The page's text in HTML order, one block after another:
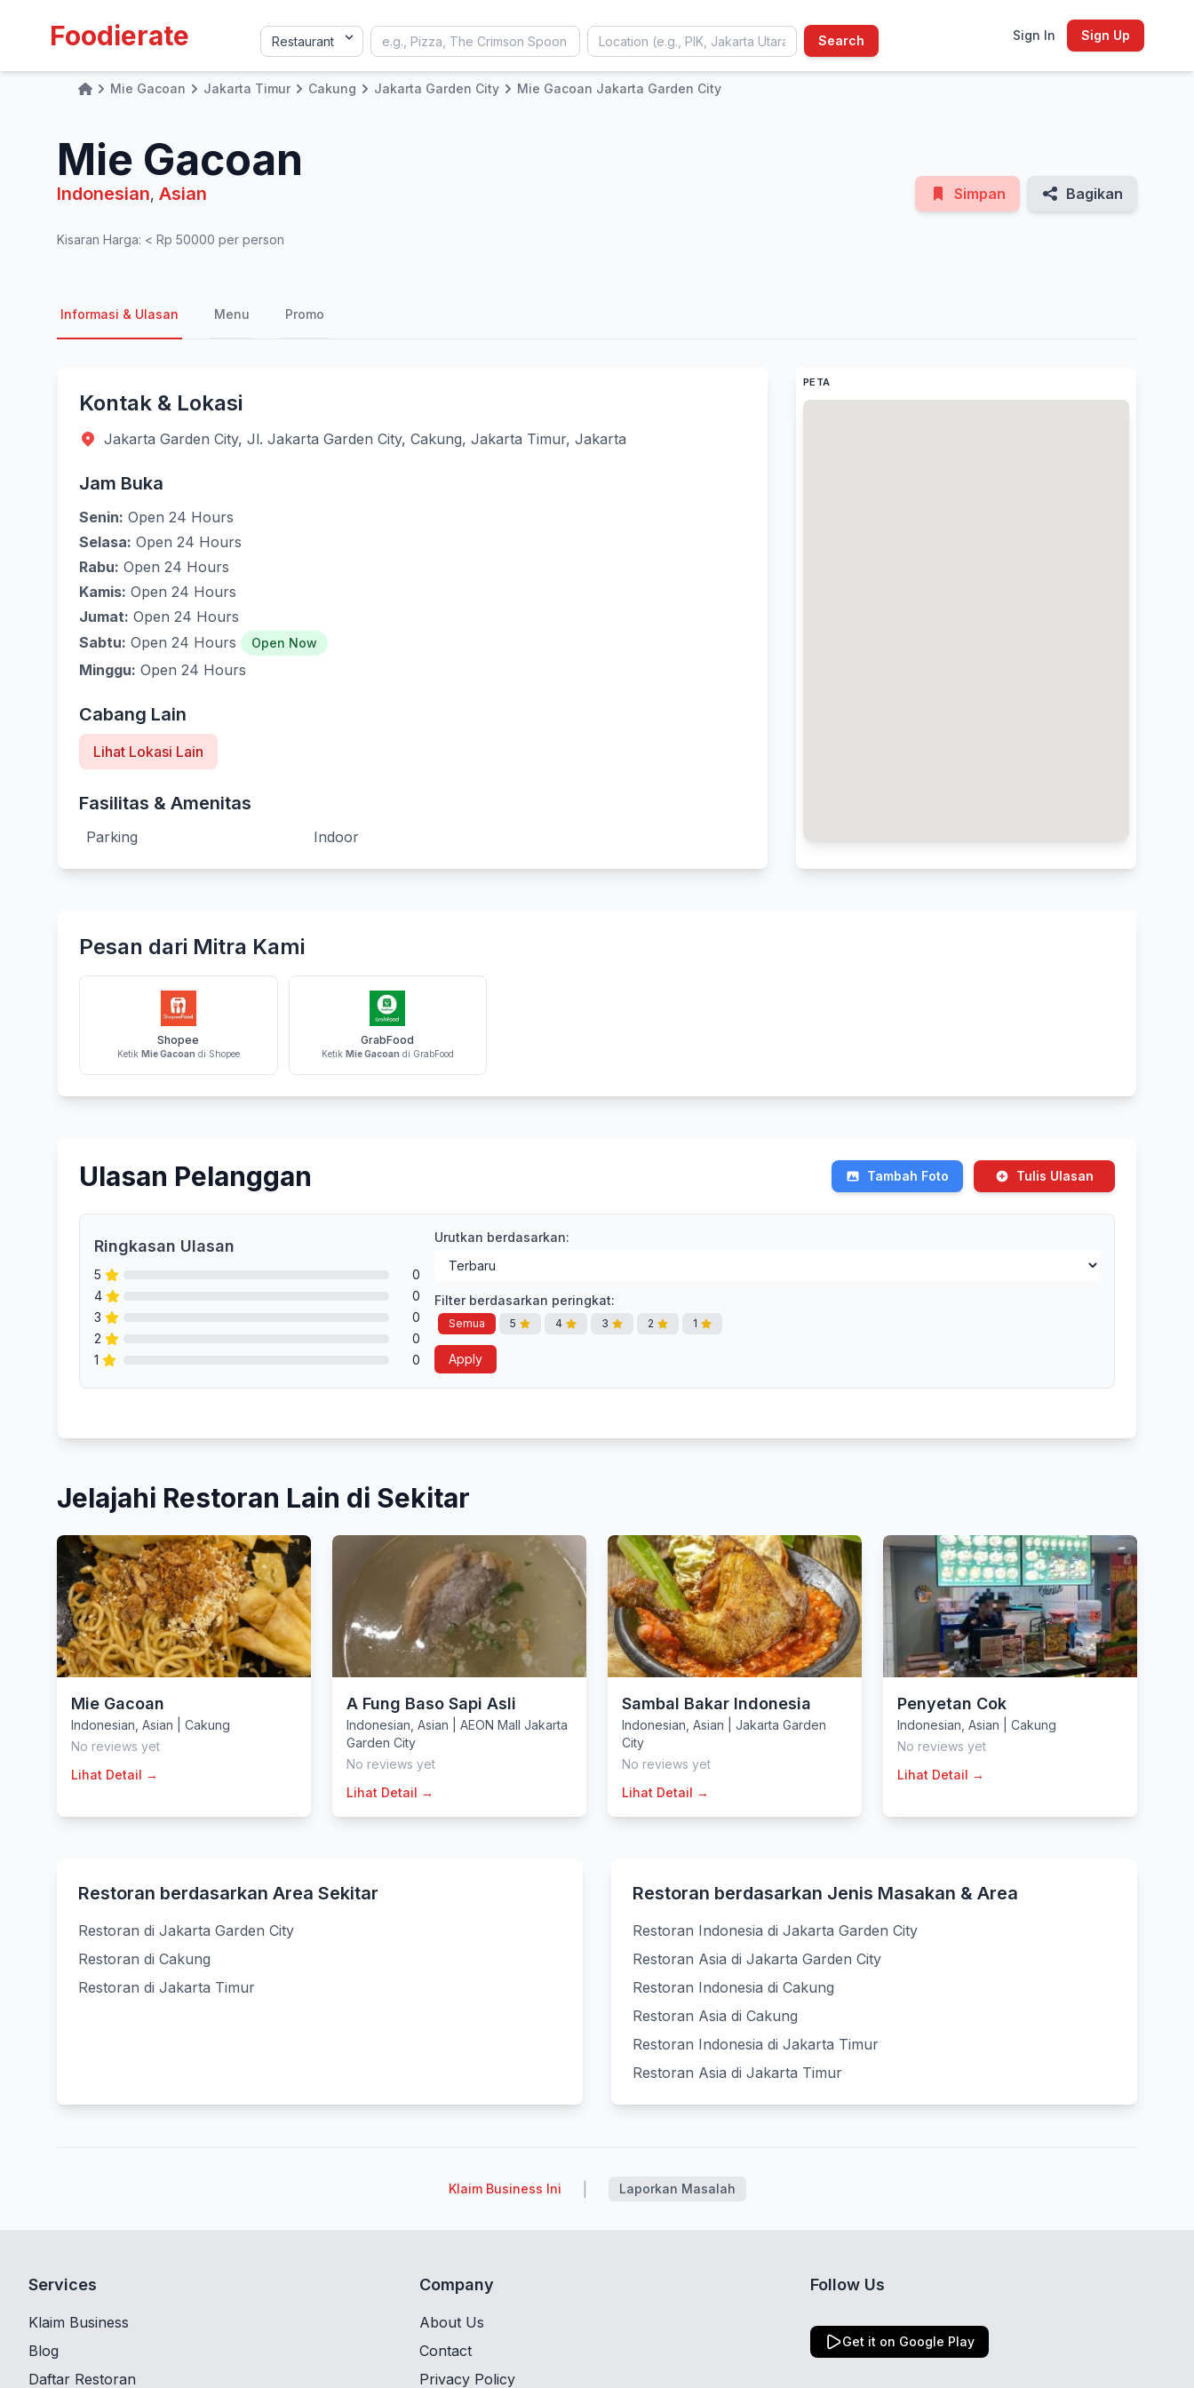
Foodierate Search Sign In Sign Up
HomeMie Gacoan Jakarta Timur Cakung Jakarta Garden City Mie Gacoan Jakarta Garden City
Mie Gacoan
Indonesian, Asian
Kisaran Harga: < Rp 50000 per person
Simpan Bagikan
Informasi & Ulasan Menu Promo
Kontak & Lokasi
Jakarta Garden City, Jl. Jakarta Garden City, Cakung, Jakarta Timur, Jakarta
Jam Buka
Senin: Open 24 Hours
Selasa: Open 24 Hours
Rabu: Open 24 Hours
Kamis: Open 24 Hours
Jumat: Open 24 Hours
Sabtu: Open 24 Hours Open Now
Minggu: Open 24 Hours
Cabang Lain
Lihat Lokasi Lain
Fasilitas & Amenitas
Parking Indoor
PETA
Pesan dari Mitra Kami
Shopee
Ketik Mie Gacoan di Shopee
GrabFood
Ketik Mie Gacoan di GrabFood
Ulasan Pelanggan Tambah Foto Tulis Ulasan
Ringkasan Ulasan
5
0
4
0
3
0
2
0
1
0
Urutkan berdasarkan:
Filter berdasarkan peringkat:
Semua 5 4 3 2 1
Apply
Jelajahi Restoran Lain di Sekitar
Mie Gacoan
Indonesian Asian
Cakung
No reviews yet
Lihat Detail →
A Fung Baso Sapi Asli
Indonesian Asian
AEON Mall Jakarta
Garden City
No reviews yet
Lihat Detail →
Sambal Bakar Indonesia
Indonesian Asian
Jakarta Garden
City
No reviews yet
Lihat Detail →
Penyetan Cok
Indonesian Asian
Cakung
No reviews yet
Lihat Detail →
Restoran berdasarkan Area Sekitar
Restoran di Jakarta Garden City
Restoran di Cakung
Restoran di Jakarta Timur
Restoran berdasarkan Jenis Masakan & Area
Restoran Indonesia di Jakarta Garden City
Restoran Asia di Jakarta Garden City
Restoran Indonesia di Cakung
Restoran Asia di Cakung
Restoran Indonesia di Jakarta Timur
Restoran Asia di Jakarta Timur
Klaim Business Ini Laporkan Masalah
Services
Klaim Business
Blog
Daftar Restoran
Company
About Us
Contact
Privacy Policy
Follow Us
Get it on Google Play